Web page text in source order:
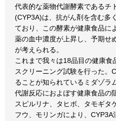
代表的な薬物代謝酵素であるチ
(CYP3A)は、抗がん剤を含む多
ており、この酵素が健康食品に
薬の血中濃度が上昇し、予期せ
が考えられる。
これまで我々は18品目の健康
スクリーニング試験を行った。
ることが知られているミダゾラ
代謝反応におよぼす健康食品の
スピルリナ、タヒボ、タモギタ
フウ、モリンガにより、